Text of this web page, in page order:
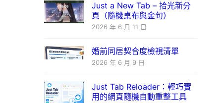
Just a New Tab – 拾光新分
頁（隨機桌布與金句）
2026 年 6 月 11 日
婚前同居契合度檢視清單
2026 年 6 月 9 日
Just Tab Reloader：輕巧實
用的網頁隨機自動重整工具